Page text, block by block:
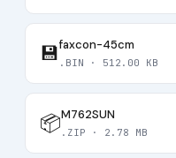
💾faxcon-45cm
.BIN · 512.00 KB
📦M762SUN
.ZIP · 2.78 MB